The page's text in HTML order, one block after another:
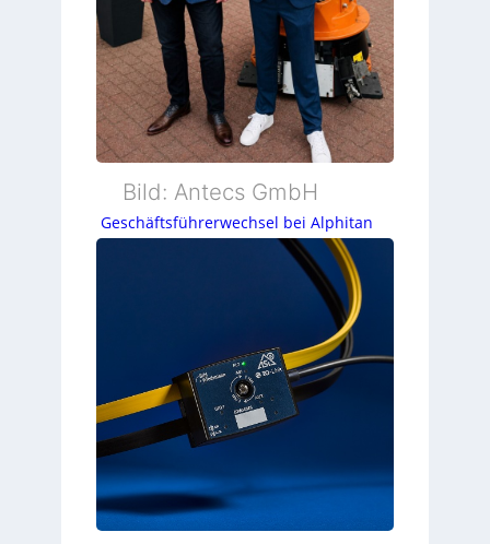
Bild: Antecs GmbH
Geschäftsführerwechsel bei Alphitan